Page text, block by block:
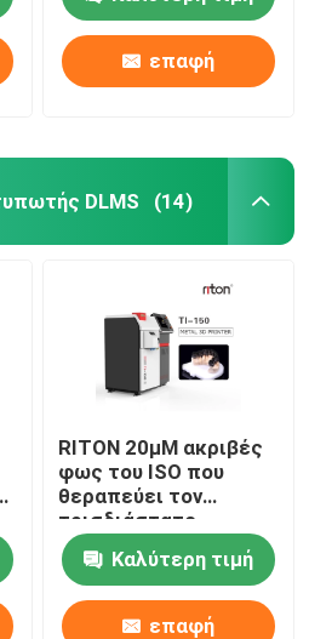
επαφή
DLMS (14)
RITON 20μM ακριβές
φως του ISO που
θεραπεύει τον
τρισδιάστατο
εκτυπωτή ένα
εκτύπωση
οδοντοστοιχιών
στάσεων
Καλύτερη τιμή
επαφή